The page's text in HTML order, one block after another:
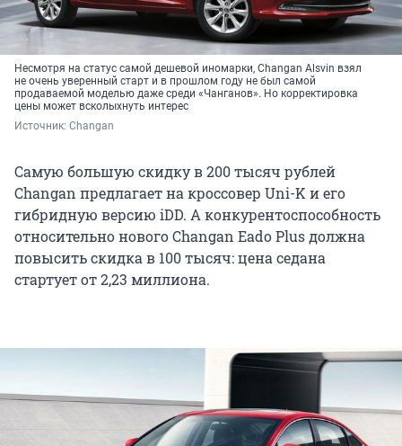
Несмотря на статус самой дешевой иномарки, Changan Alsvin взял
не очень уверенный старт и в прошлом году не был самой
продаваемой моделью даже среди «Чанганов». Но корректировка
цены может всколыхнуть интерес
Источник: Changan
Самую большую скидку в 200 тысяч рублей
Changan предлагает на кроссовер Uni-K и его
гибридную версию iDD. А конкурентоспособность
относительно нового Changan Eado Plus должна
повысить скидка в 100 тысяч: цена седана
стартует от 2,23 миллиона.